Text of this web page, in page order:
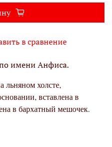
в сравнение
имени Анфиса.
льняном холсте,
вставлена в
в бархатный мешочек.